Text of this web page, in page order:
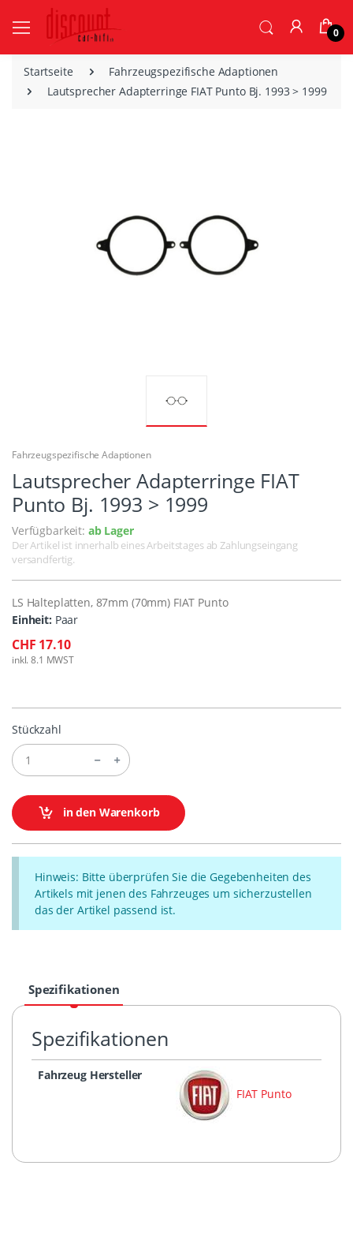
0
Startseite
Fahrzeugspezifische Adaptionen
Lautsprecher Adapterringe FIAT Punto Bj. 1993 > 1999
Fahrzeugspezifische Adaptionen
Lautsprecher Adapterringe FIAT
Punto Bj. 1993 > 1999
Verfügbarkeit: ab Lager
Der Artikel ist innerhalb eines Arbeitstages ab Zahlungseingang
versandfertig.
LS Halteplatten, 87mm (70mm) FIAT Punto
Einheit: Paar
CHF 17.10
inkl. 8.1 MWST
Stückzahl
in den Warenkorb
Hinweis: Bitte überprüfen Sie die Gegebenheiten des
Artikels mit jenen des Fahrzeuges um sicherzustellen
das der Artikel passend ist.
Spezifikationen
Spezifikationen
Fahrzeug Hersteller
FIAT Punto